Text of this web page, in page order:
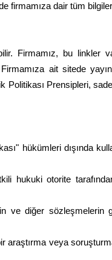
firmamıza dair tüm
Firmamız, bu linkler
ait sitede
Politikası Prensipleri,
hükümleri dışında
hukuki otorite
ve diğer
veya